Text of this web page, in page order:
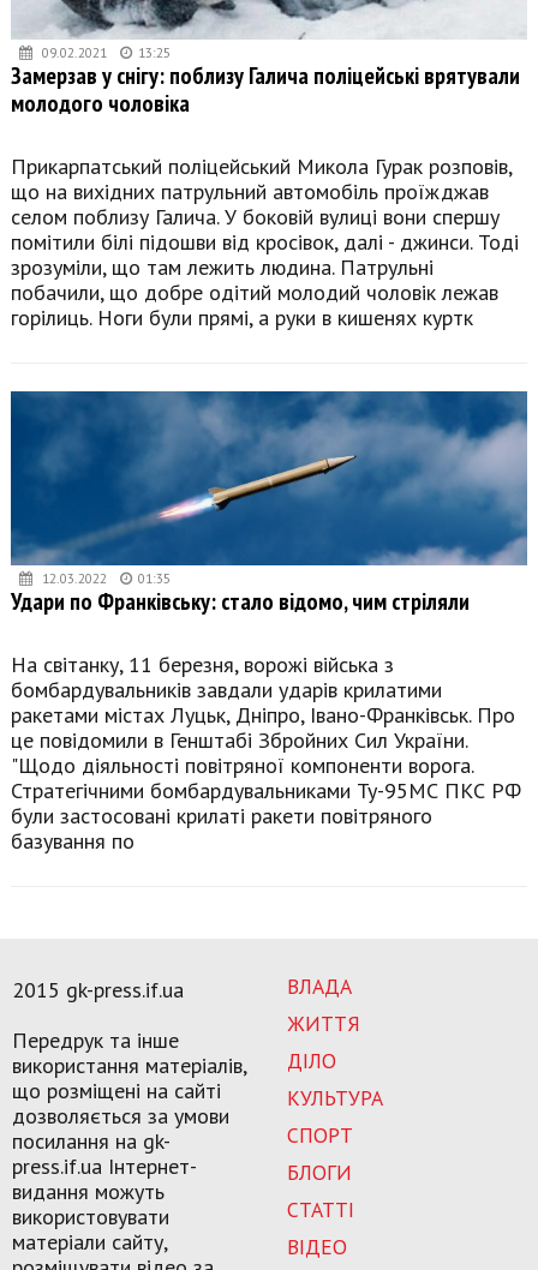
09.02.2021 13:25
Замерзав у снігу: поблизу Галича поліцейські врятували
молодого чоловіка
Прикарпатський поліцейський Микола Гурак розповів,
що на вихідних патрульний автомобіль проїжджав
селом поблизу Галича. У боковій вулиці вони спершу
помітили білі підошви від кросівок, далі - джинси. Тоді
зрозуміли, що там лежить людина. Патрульні
побачили, що добре одітий молодий чоловік лежав
горілиць. Ноги були прямі, а руки в кишенях куртк
12.03.2022 01:35
Удари по Франківську: стало відомо, чим стріляли
На світанку, 11 березня, ворожі війська з
бомбардувальників завдали ударів крилатими
ракетами містах Луцьк, Дніпро, Івано-Франківськ. Про
це повідомили в Генштабі Збройних Сил України.
"Щодо діяльності повітряної компоненти ворога.
Стратегічними бомбардувальниками Ту-95МС ПКС РФ
були застосовані крилаті ракети повітряного
базування по
ВЛАДА
ЖИТТЯ
ДІЛО
КУЛЬТУРА
СПОРТ
БЛОГИ
СТАТТІ
ВІДЕО
2015 gk-press.if.ua
Передрук та інше
використання матеріалів,
що розміщені на сайті
дозволяється за умови
посилання на gk-
press.if.ua Інтернет-
видання можуть
використовувати
матеріали сайту,